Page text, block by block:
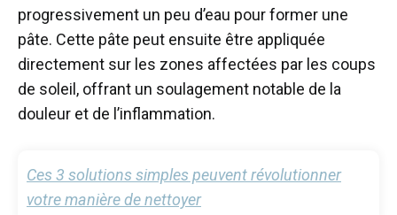
progressivement un peu d’eau pour former une
pâte. Cette pâte peut ensuite être appliquée
directement sur les zones affectées par les coups
de soleil, offrant un soulagement notable de la
douleur et de l’inflammation.
Ces 3 solutions simples peuvent révolutionner
votre manière de nettoyer